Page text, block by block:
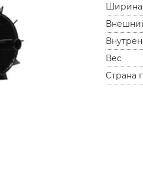
Ширина
Вес
Страна